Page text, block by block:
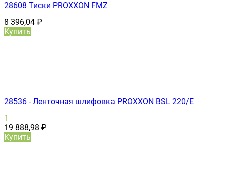
28608 Тиски PROXXON FMZ
8 396,04 ₽
Купить
28536 - Ленточная шлифовка PROXXON BSL 220/E
1
19 888,98 ₽
Купить